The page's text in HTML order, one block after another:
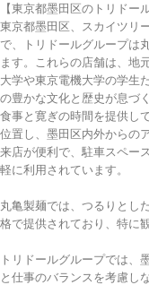
【東京都墨田区のトリドー
東京都墨田区、スカイツリ
で、トリドールグループは
ます。これらの店舗は、地
大学や東京電機大学の学生
の豊かな文化と歴史が息づ
食事と寛ぎの時間を提供し
位置し、墨田区内外からの
来店が便利で、駐車スペー
軽に利用されています。
丸亀製麺では、つるりとし
格で提供されており、特に
トリドールグループでは、
と仕事のバランスを考慮し